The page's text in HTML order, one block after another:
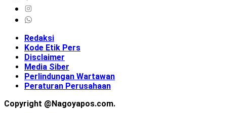
Redaksi
Kode Etik Pers
Disclaimer
Media Siber
Perlindungan Wartawan
Peraturan Perusahaan
Copyright @Nagoyapos.com.